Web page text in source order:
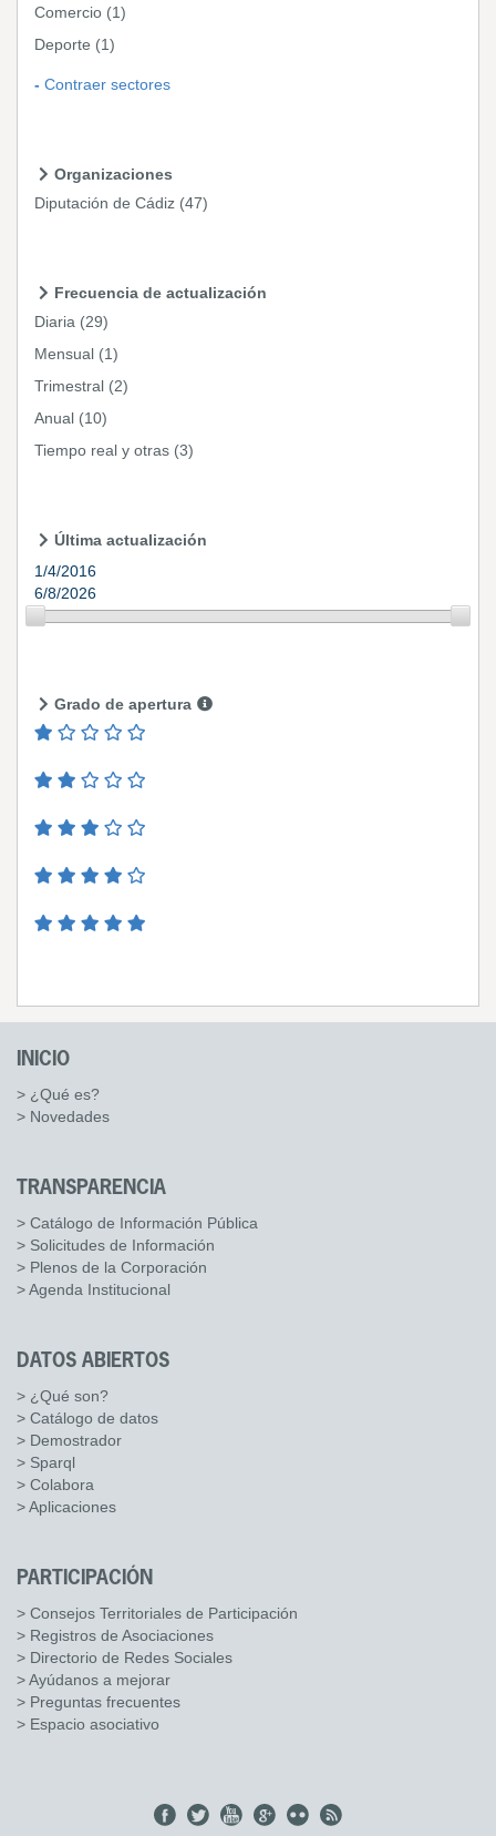
Comercio (1)
Deporte (1)
Contraer sectores
Organizaciones
Diputación de Cádiz (47)
Frecuencia de actualización
Diaria (29)
Mensual (1)
Trimestral (2)
Anual (10)
Tiempo real y otras (3)
Última actualización
1/4/2016
6/8/2026
Grado de apertura
INICIO
> ¿Qué es?
> Novedades
TRANSPARENCIA
> Catálogo de Información Pública
> Solicitudes de Información
> Plenos de la Corporación
> Agenda Institucional
DATOS ABIERTOS
> ¿Qué son?
> Catálogo de datos
> Demostrador
> Sparql
> Colabora
> Aplicaciones
PARTICIPACIÓN
> Consejos Territoriales de Participación
> Registros de Asociaciones
> Directorio de Redes Sociales
> Ayúdanos a mejorar
> Preguntas frecuentes
> Espacio asociativo